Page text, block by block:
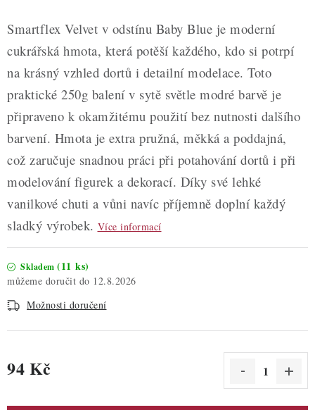
Hodnocení obchodu
Blog
Moje objednávka
Podmínky ochrany osobních údajů
Smartflex Velvet v odstínu Baby Blue je moderní
cukrářská hmota, která potěší každého, kdo si potrpí
na krásný vzhled dortů i detailní modelace. Toto
praktické 250g balení v sytě světle modré barvě je
připraveno k okamžitému použití bez nutnosti dalšího
barvení. Hmota je extra pružná, měkká a poddajná,
což zaručuje snadnou práci při potahování dortů i při
modelování figurek a dekorací. Díky své lehké
vanilkové chuti a vůni navíc příjemně doplní každý
sladký výrobek. Více informací
Skladem (11 ks)
12.8.2026
Možnosti doručení
94 Kč